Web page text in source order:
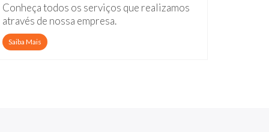
Conheça todos os serviços que realizamos
através de nossa empresa.
Saiba Mais